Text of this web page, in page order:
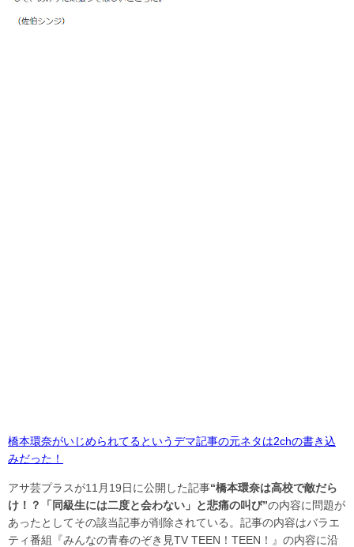
橋本環奈がいじめられてるというデマ記事の元ネタは2chの書き込
みだった！
アサ芸プラスが11月19日に公開した記事“橋本環奈は高校で敵だら
け！？「同級生には二度と会わない」と悲痛の叫び”の内容に問題が
あったとしてその該当記事が削除されている。記事の内容はバラエ
ティ番組『みんなの青春のぞき見TV TEEN！TEEN！』の内容に沿